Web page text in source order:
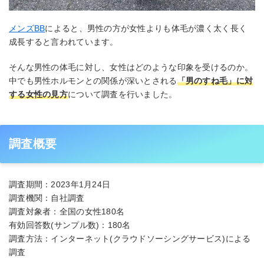
メンズBBによると、男性の方が女性よりも体毛が濃く太く長く
成長すると言われています。
そんな男性の体毛に対し、女性はどのような印象を受けるのか。
中でも男性ホルモンとの関係が深いとされる「男のすね毛」に対
する女性の見方について調査を行いました。
調査概要
調査期間：2023年1月24日
調査機関：自社調査
調査対象者：全国の女性180名
有効回答数(サンプル数)：180名
調査方法：インターネット(クラウドソーシングサービス)による
調査